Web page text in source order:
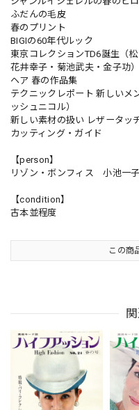
ふだんの毛皮
春のプリント
BIGIの60年代ルック
東京コレクションTD6誕生（
花井幸子・菊池武夫・金子功）
ヘア 春の作品集
テクニックレポート 新しいメ
ッシュニコル）
新しい素材の扱い レザータッ
カッティング・ガイド
【person】
リゾン・ボンフィス 小池一
【condition】
古本並程度
この商